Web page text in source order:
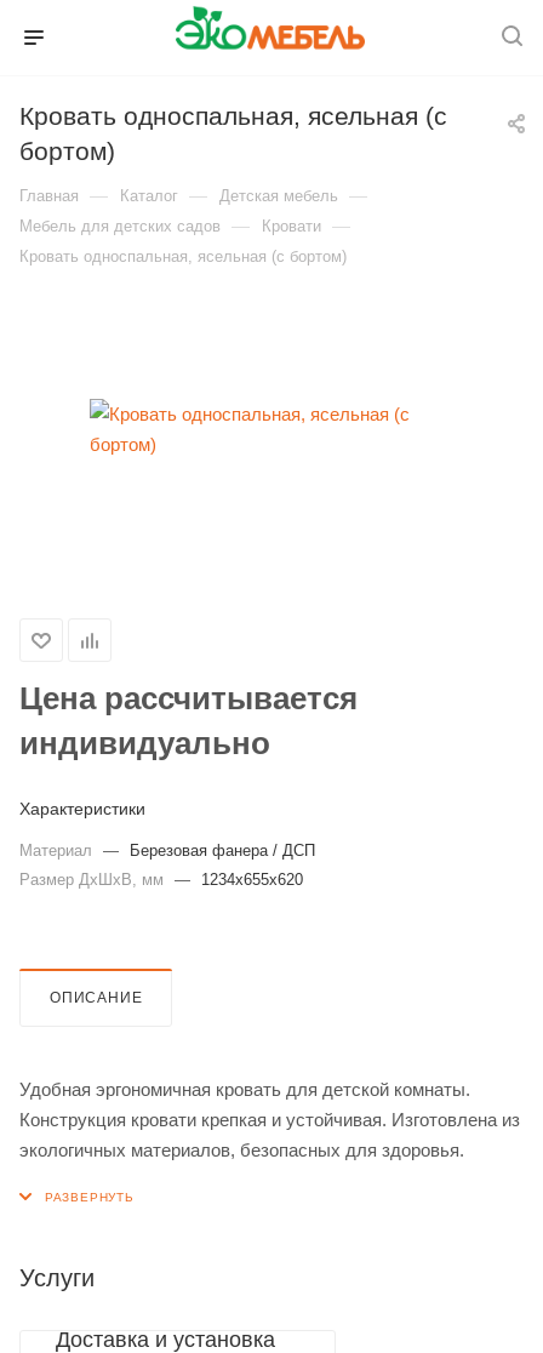
Кровать односпальная, ясельная (с
бортом)
Главная — Каталог — Детская мебель —
Мебель для детских садов — Кровати —
Кровать односпальная, ясельная (с бортом)
Цена рассчитывается
индивидуально
Характеристики
Материал —
Березовая фанера / ДСП
Размер ДхШхВ, мм
— 1234х655х620
ОПИСАНИЕ
Удобная эргономичная кровать для детской комнаты.
Конструкция кровати крепкая и устойчивая. Изготовлена из
экологичных материалов, безопасных для здоровья.
Услуги
Доставка и установка